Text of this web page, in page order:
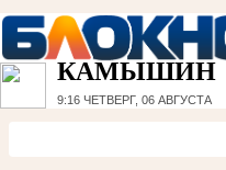
КАМЫШИН
9:16 ЧЕТВЕРГ, 06 АВГУСТА